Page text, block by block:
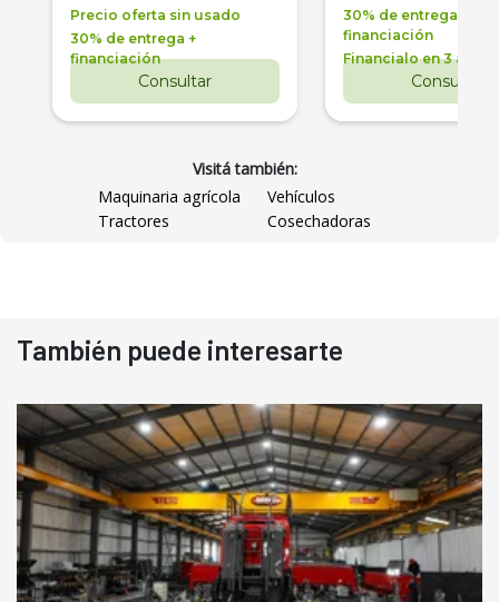
Precio oferta sin usado
30% de entrega +
financiación
Consultar
30% de entrega +
financiación
Financialo en 3 años
Consultar
Visitá también:
Maquinaria agrícola
Vehículos
Tractores
Cosechadoras
También puede interesarte